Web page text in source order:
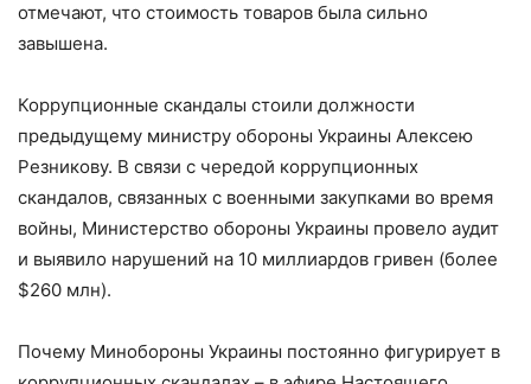
отмечают, что стоимость товаров была сильно
завышена.
Коррупционные скандалы стоили должности
предыдущему министру обороны Украины Алексею
Резникову. В связи с чередой коррупционных
скандалов, связанных с военными закупками во время
войны, Министерство обороны Украины провело аудит
и выявило нарушений на 10 миллиардов гривен (более
$260 млн).
Почему Минобороны Украины постоянно фигурирует в